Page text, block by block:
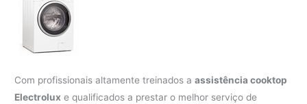
Com profissionais altamente treinados aassistência cooktop
Electrolux e qualificados a prestar o melhor serviço de